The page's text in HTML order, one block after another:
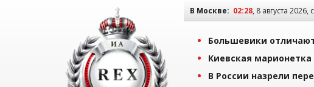
В Москве: 02:28, 8 августа 2026,
Большевики
Киевская
В России назрели